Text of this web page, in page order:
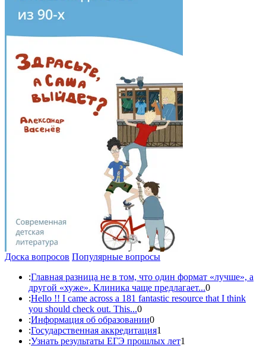
Доска вопросов Популярные вопросы
:Главная разница не в том, что один формат «лучше», а
другой «хуже». Клиника чаще предлагает...0
:Hello !! I came across a 181 fantastic resource that I think
you should check out. This...0
:Информация об образовании0
:Государственная аккредитация1
:Узнать результаты ЕГЭ прошлых лет1